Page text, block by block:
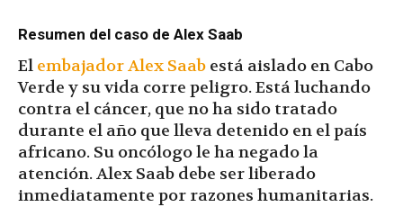
Resumen del caso de Alex Saab
El embajador Alex Saab está aislado en Cabo
Verde y su vida corre peligro. Está luchando
contra el cáncer, que no ha sido tratado
durante el año que lleva detenido en el país
africano. Su oncólogo le ha negado la
atención. Alex Saab debe ser liberado
inmediatamente por razones humanitarias.